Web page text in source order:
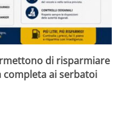
di risparmiare
completa ai serbatoi